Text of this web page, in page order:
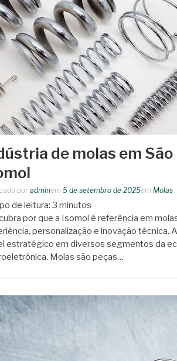
de molas em São
por adminem 5 de setembro de 2025em Molas
de leitura: 3 minutos
por que a Isomol é referência em
personalização e inovação técnica.
estratégico em diversos segmentos da
Molas são peças…